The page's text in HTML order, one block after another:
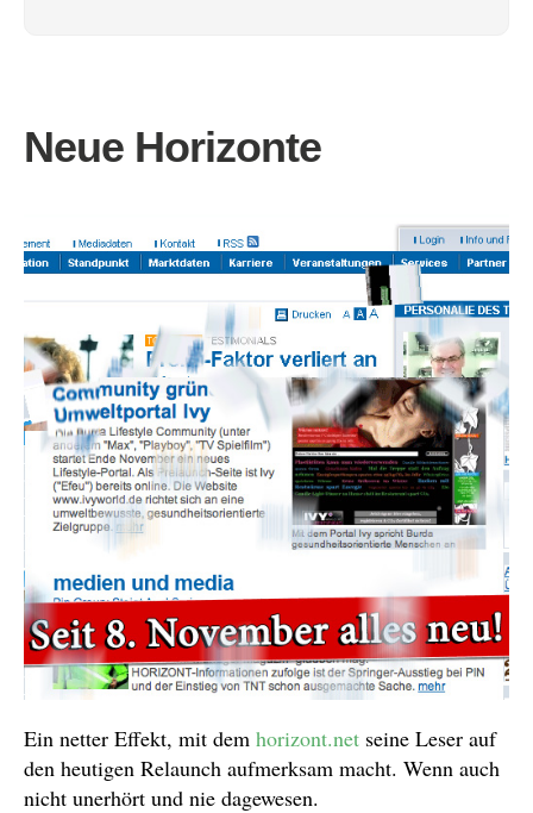
Neue Horizonte
Ein netter Effekt, mit dem horizont.net seine Leser auf
den heutigen Relaunch aufmerksam macht. Wenn auch
nicht unerhört und nie dagewesen.